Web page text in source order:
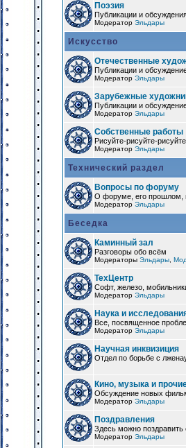
Поэзия
Публикации и
Модератор Эльдары
Искусство
Отечественные
Публикации и
Модератор Эльдары
Зарубежные
Публикации и
Модератор Эльдары
Собственные работы
Рисуйте-рисуйте-
Модератор Эльдары
Технический раздел
Вопросы по форуму
О форуме, его прошлом,
Модератор Эльдары
Беседка
Каминный зал
Разговоры обо всём
Модераторы Эльдары
ТехЦентр
Софт, железо,
Модератор Эльдары
Наука и
Все, посвященное
Модератор Эльдары
Научная инквизиция
Отдел по борьбе с
Кино, музыка и
Обсуждение новых
Модератор Эльдары
Поздравления
Здесь можно
Модератор Эльдары